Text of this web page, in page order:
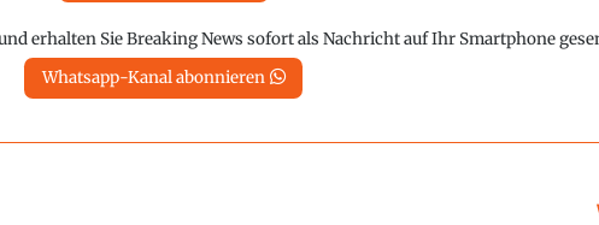
erhalten Sie Breaking News sofort als Nachricht auf Ihr Smartphone
Whatsapp-Kanal abonnieren